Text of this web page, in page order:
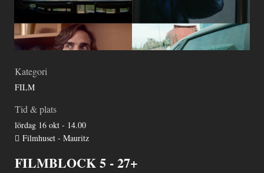
Kategori
FILM
Tid & plats
lördag 16 okt - 14.00
Filmhuset - Mauritz
FILMBLOCK 5 - 27+